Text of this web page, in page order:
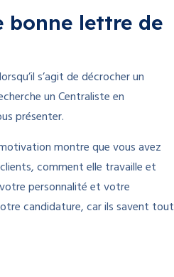
bonne lettre de
s’agit de décrocher un
un Centraliste en
présenter.
montre que vous avez
comment elle travaille et
personnalité et votre
candidature, car ils savent tout